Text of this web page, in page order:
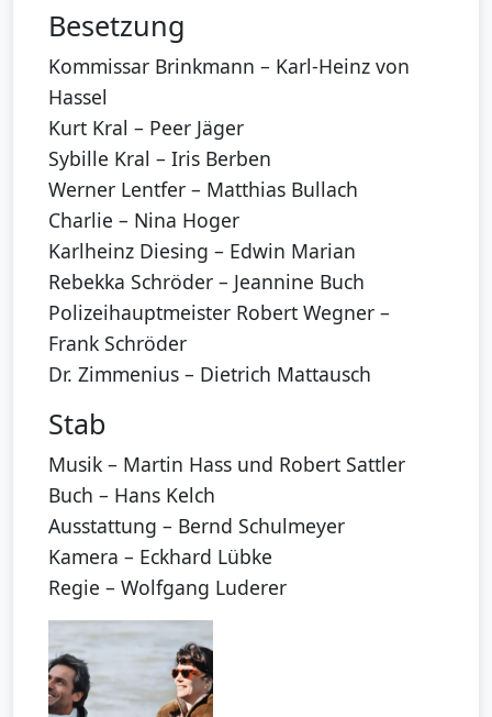
Besetzung
Kommissar Brinkmann – Karl-Heinz von
Hassel
Kurt Kral – Peer Jäger
Sybille Kral – Iris Berben
Werner Lentfer – Matthias Bullach
Charlie – Nina Hoger
Karlheinz Diesing – Edwin Marian
Rebekka Schröder – Jeannine Buch
Polizeihauptmeister Robert Wegner –
Frank Schröder
Dr. Zimmenius – Dietrich Mattausch
Stab
Musik – Martin Hass und Robert Sattler
Buch – Hans Kelch
Ausstattung – Bernd Schulmeyer
Kamera – Eckhard Lübke
Regie – Wolfgang Luderer